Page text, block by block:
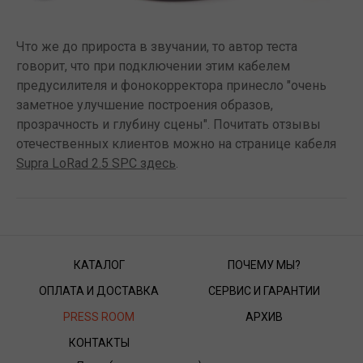
Что же до прироста в звучании, то автор теста
говорит, что при подключении этим кабелем
предусилителя и фонокорректора принесло "очень
заметное улучшение построения образов,
прозрачность и глубину сцены". Почитать отзывы
отечественных клиентов можно на странице кабеля
Supra LoRad 2.5 SPC здесь
КАТАЛОГ
ПОЧЕМУ МЫ?
ОПЛАТА И ДОСТАВКА
СЕРВИС И ГАРАНТИИ
PRESS ROOM
АРХИВ
КОНТАКТЫ